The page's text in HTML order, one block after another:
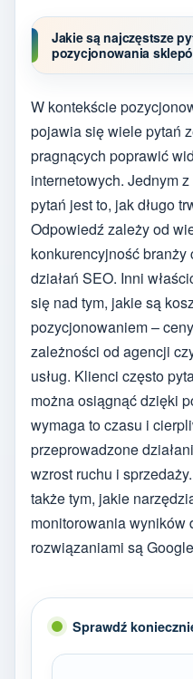
Jakie są najczęstsze
pozycjonowania
W kontekście
pojawia się wiele pytań
pragnących poprawić
internetowych. Jednym
pytań jest to, jak długo
Odpowiedź zależy od
konkurencyjność
działań SEO. Inni
się nad tym, jakie są
pozycjonowaniem –
zależności od agencji
usług. Klienci często
można osiągnąć dzięki
wymaga to czasu i
przeprowadzone
wzrost ruchu i
także tym, jakie
monitorowania wyników
rozwiązaniami są
Sprawdź